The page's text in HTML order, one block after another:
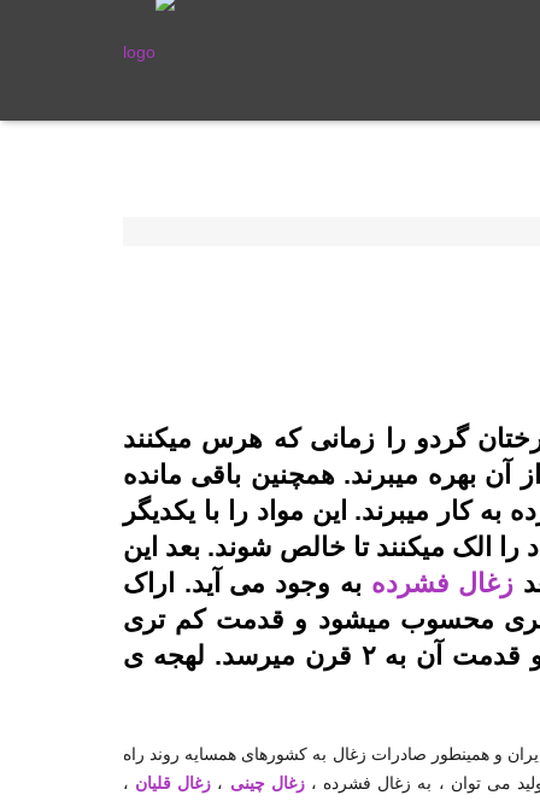
گردو را زمانی که هرس میکنند
آن بهره میبرند. همچنین باقی مانده
کار میبرند. این مواد را با یکدیگر
الک میکنند تا خالص شوند. بعد این
زغال فشرده به وجود می آید. اراک
تری محسوب میشود و قدمت کم تری
دارد. این شهر در دوران قاجار بنیان گذاری شده و قدمت آن به ۲ قرن میرسد. لهجه ی
و همینطور صادرات زغال به کشورهای همسایه روند راه
می توان ، به زغال فشرده ،زغال چینی ، زغال قلیان ،